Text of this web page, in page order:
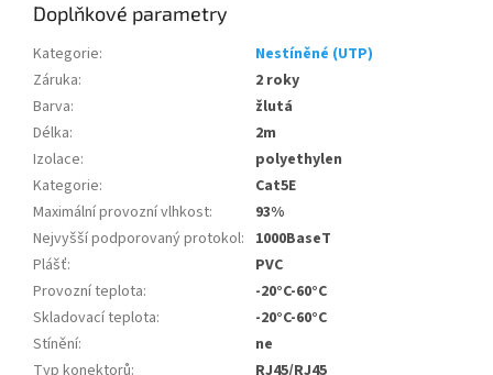
Doplňkové parametry
Kategorie:
Nestíněné (UTP)
Záruka:
2 roky
Barva:
žlutá
Délka:
2m
Izolace:
polyethylen
Kategorie:
Cat5E
Maximální provozní vlhkost:
93%
Nejvyšší podporovaný protokol: 1000BaseT
Plášť:
PVC
Provozní teplota:
-20°C-60°C
Skladovací teplota:
-20°C-60°C
Stínění:
ne